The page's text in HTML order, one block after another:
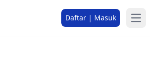
Daftar | Masuk